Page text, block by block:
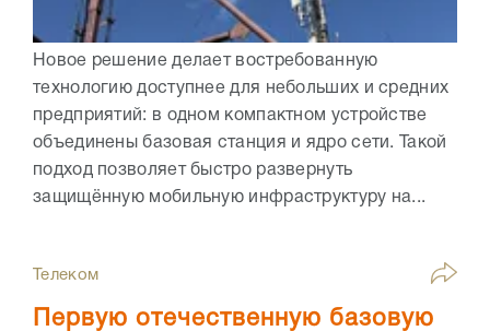
Новое решение делает востребованную
технологию доступнее для небольших и средних
предприятий: в одном компактном устройстве
объединены базовая станция и ядро сети. Такой
подход позволяет быстро развернуть
защищённую мобильную инфраструктуру на...
Телеком
Первую отечественную базовую